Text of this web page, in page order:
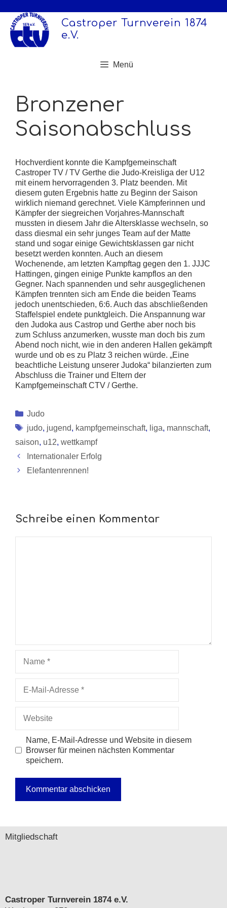
Inhalt
springen
Castroper Turnverein 1874
e.V.
Menü
Bronzener
Saisonabschluss
Hochverdient konnte die Kampfgemeinschaft
Castroper TV / TV Gerthe die Judo-Kreisliga der U12
mit einem hervorragenden 3. Platz beenden. Mit
diesem guten Ergebnis hatte zu Beginn der Saison
wirklich niemand gerechnet. Viele Kämpferinnen und
Kämpfer der siegreichen Vorjahres-Mannschaft
mussten in diesem Jahr die Altersklasse wechseln, so
dass diesmal ein sehr junges Team auf der Matte
stand und sogar einige Gewichtsklassen gar nicht
besetzt werden konnten. Auch an diesem
Wochenende, am letzten Kampftag gegen den 1. JJJC
Hattingen, gingen einige Punkte kampflos an den
Gegner. Nach spannenden und sehr ausgeglichenen
Kämpfen trennten sich am Ende die beiden Teams
jedoch unentschieden, 6:6. Auch das abschließenden
Staffelspiel endete punktgleich. Die Anspannung war
den Judoka aus Castrop und Gerthe aber noch bis
zum Schluss anzumerken, wusste man doch bis zum
Abend noch nicht, wie in den anderen Hallen gekämpft
wurde und ob es zu Platz 3 reichen würde. „Eine
beachtliche Leistung unserer Judoka“ bilanzierten zum
Abschluss die Trainer und Eltern der
Kampfgemeinschaft CTV / Gerthe.
Kategorien
Judo
Schlagwörter
judo, jugend, kampfgemeinschaft, liga, mannschaft,
saison, u12, wettkampf
Internationaler Erfolg
Elefantenrennen!
Schreibe einen Kommentar
Mail-
Adresse
Name, E-Mail-Adresse und Website in diesem
Browser für meinen nächsten Kommentar
speichern.
e
v
Mitgliedschaft
Castroper Turnverein 1874 e.V.